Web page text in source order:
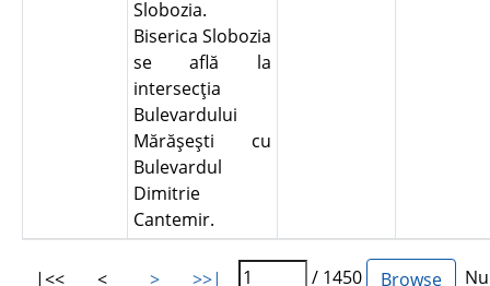
Slobozia.
Biserica Slobozia
se află la
intersecţia
Bulevardului
Mărăşeşti cu
Bulevardul
Dimitrie
Cantemir.
|<< < > >>| / 1450